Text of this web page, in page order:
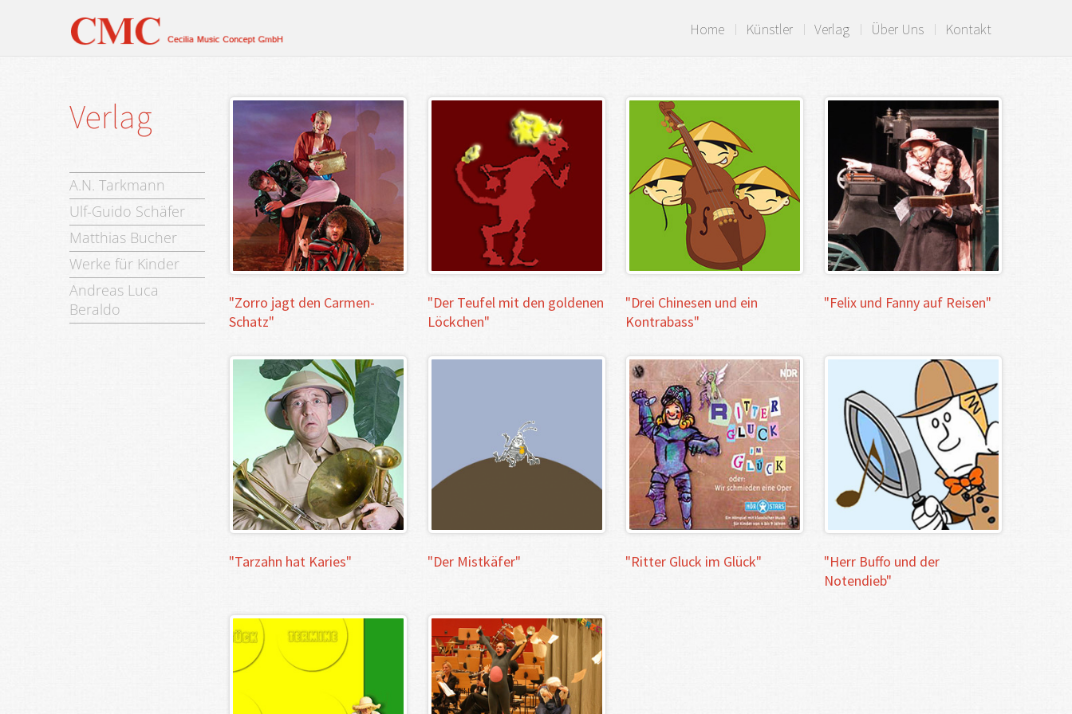
Home Künstler Verlag Über Uns Kontakt
Verlag
A.N. Tarkmann
Ulf-Guido Schäfer
Matthias Bucher
Werke für Kinder
Andreas Luca
Beraldo
"Zorro jagt den Carmen-
Schatz"
"Der Teufel mit den goldenen
Löckchen"
"Drei Chinesen und ein
Kontrabass"
"Felix und Fanny auf Reisen"
"Tarzahn hat Karies" "Der Mistkäfer" "Ritter Gluck im Glück" "Herr Buffo und der
Notendieb"